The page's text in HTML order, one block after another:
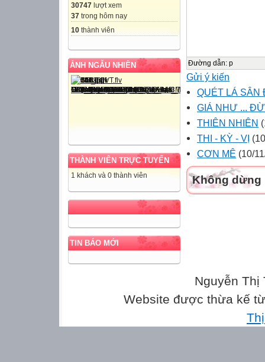
30747 lượt xem
37 trong hôm nay
10 thành viên
ẢNH NGẪU NHIÊN
THÀNH VIÊN TRỰC TUYẾN
1 khách và 0 thành viên
TIN BÁO MỚI
Đường dẫn: p
Gửi ý kiến
QUÉT LÁ SÂN
GIÁ NHƯ ...
THIÊN NHIÊN
THI - KỲ - VỊ
CƠN MÊ (10/
Không dừng
Nguyễn Thị
Website được thừa kế